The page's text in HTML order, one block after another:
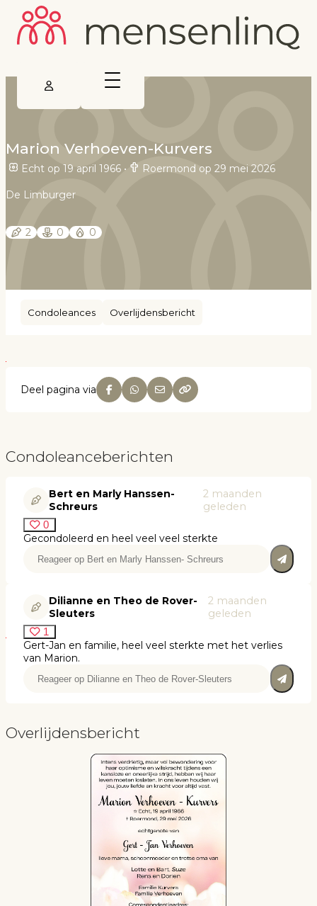
Marion Verhoeven-Kurvers
Echt op 19 april 1966 • Roermond op 29 mei 2026
De Limburger
2 0 0
Condoleances Overlijdensbericht
Deel pagina via
Condoleanceberichten
Bert en Marly Hanssen-
Schreurs
2 maanden
geleden
0
Gecondoleerd en heel veel veel sterkte
Dilianne en Theo de Rover-
Sleuters
2 maanden
geleden
1
Gert-Jan en familie, heel veel sterkte met het verlies
van Marion.
Overlijdensbericht